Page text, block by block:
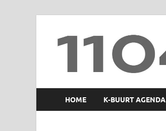
1104 en zo
HOME K-BUURT AGENDA